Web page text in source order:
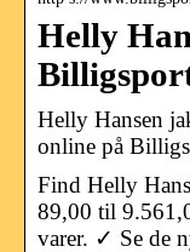
Helly
Helly Hansen
online på
Find Helly
89,00 til
varer. ✓ Se de